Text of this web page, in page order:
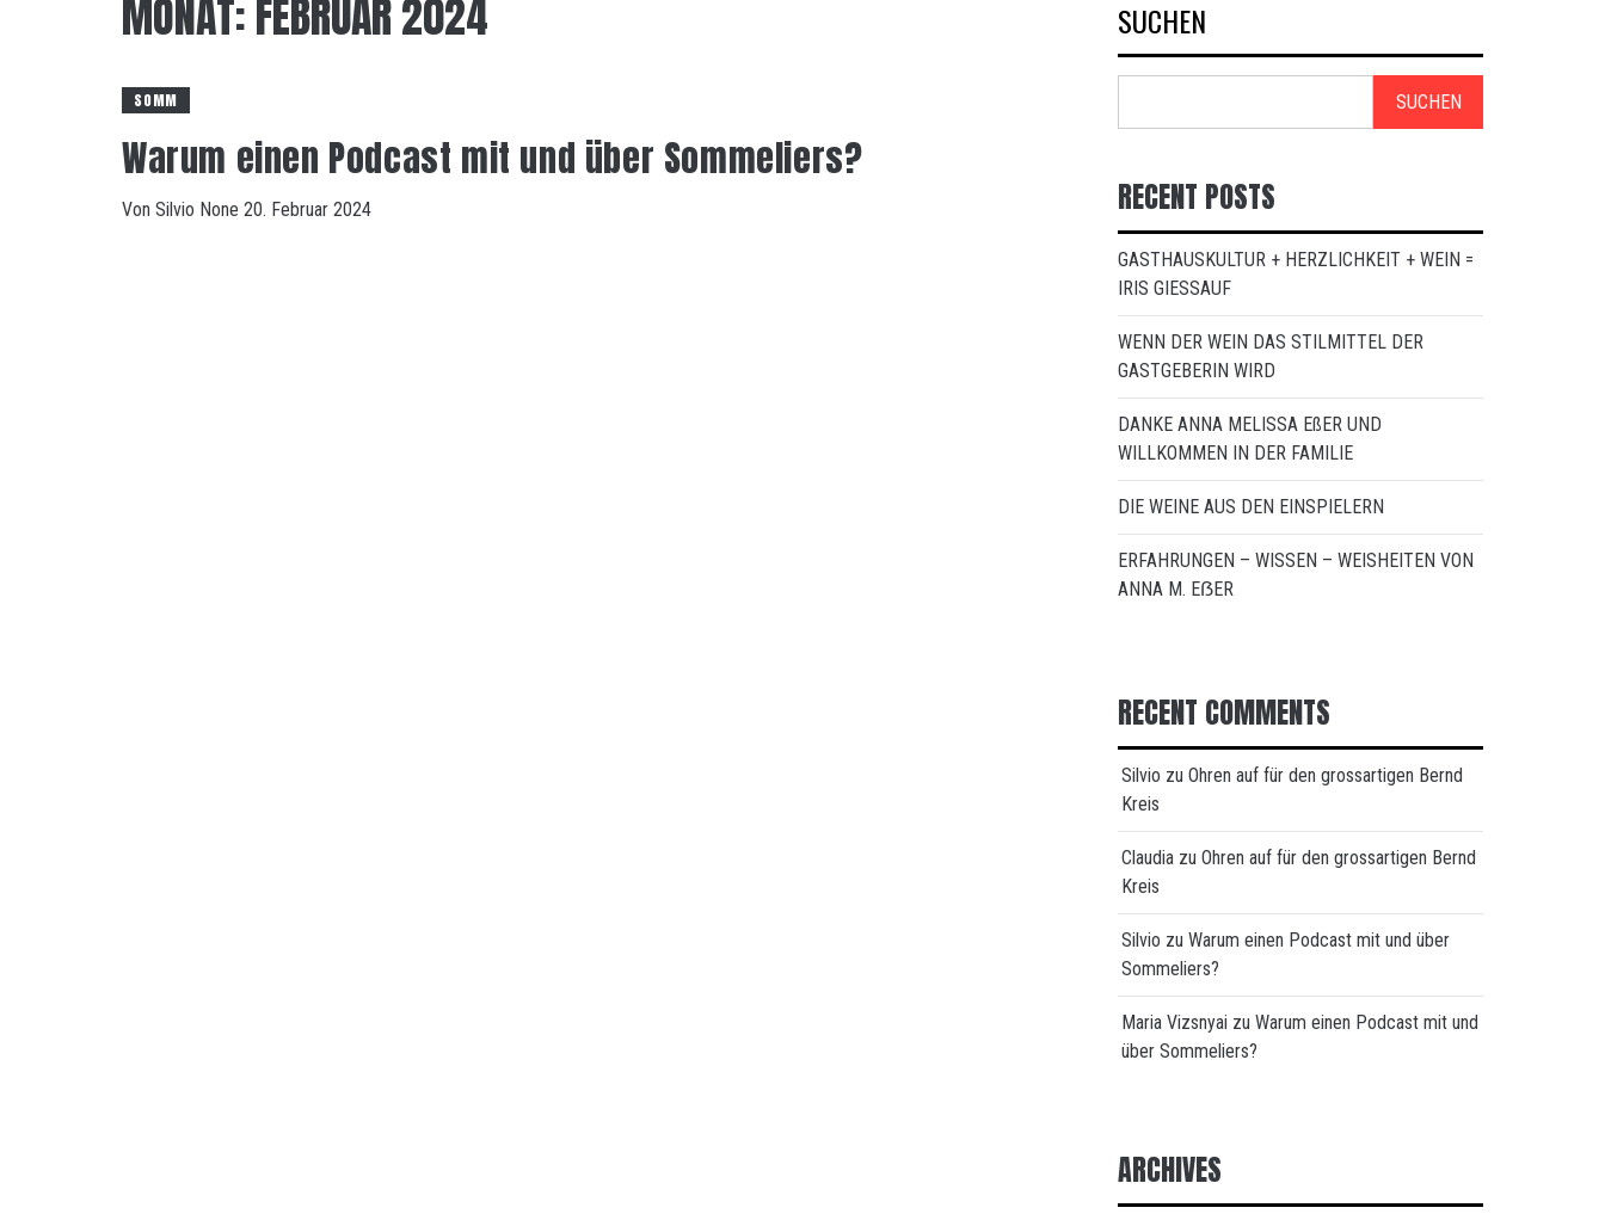
MONAT:FEBRUAR 2024
SOMM
Warum einen Podcast mit und über Sommeliers?
Von Silvio None 20. Februar 2024
SUCHEN
SUCHEN
RECENT POSTS
GASTHAUSKULTUR + HERZLICHKEIT + WEIN =
IRIS GIESSAUF
WENN DER WEIN DAS STILMITTEL DER
GASTGEBERIN WIRD
DANKE ANNA MELISSA EßER UND
WILLKOMMEN IN DER FAMILIE
DIE WEINE AUS DEN EINSPIELERN
ERFAHRUNGEN – WISSEN – WEISHEITEN VON
ANNA M. EẞER
RECENT COMMENTS
Silvio zu Ohren auf für den grossartigen Bernd
Kreis
Claudia zu Ohren auf für den grossartigen Bernd
Kreis
Silvio zu Warum einen Podcast mit und über
Sommeliers?
Maria Vizsnyai zu Warum einen Podcast mit und
über Sommeliers?
ARCHIVES